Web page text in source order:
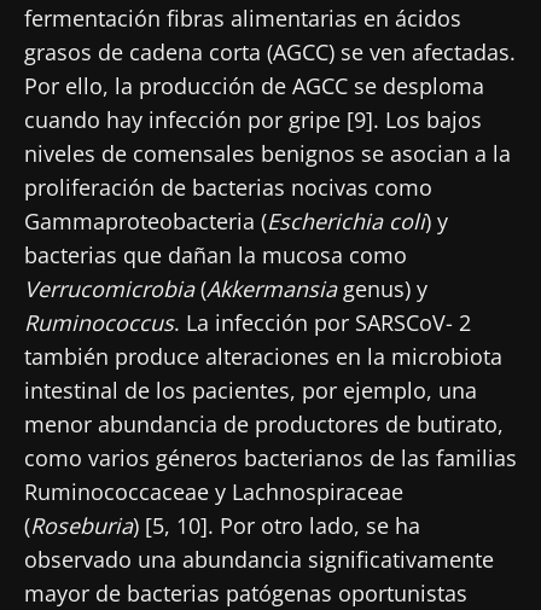
fermentación fibras alimentarias en ácidos
grasos de cadena corta (AGCC) se ven afectadas.
Por ello, la producción de AGCC se desploma
cuando hay infección por gripe [9]. Los bajos
niveles de comensales benignos se asocian a la
proliferación de bacterias nocivas como
Gammaproteobacteria (Escherichia coli) y
bacterias que dañan la mucosa como
Verrucomicrobia(Akkermansiagenus) y
Ruminococcus. La infección por SARSCoV- 2
también produce alteraciones en la microbiota
intestinal de los pacientes, por ejemplo, una
menor abundancia de productores de butirato,
como varios géneros bacterianos de las familias
Ruminococcaceae y Lachnospiraceae
(Roseburia) [5, 10]. Por otro lado, se ha
observado una abundancia significativamente
mayor de bacterias patógenas oportunistas